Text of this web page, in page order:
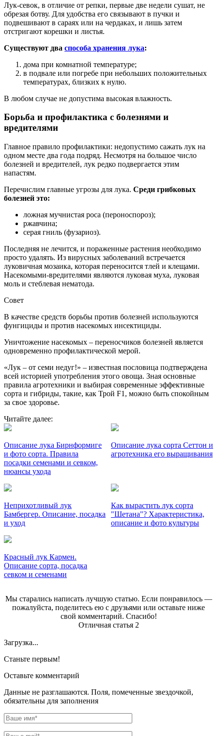
Лук-севок, в отличие от репки, первые две недели сушат, не
обрезая ботву. Для удобства его связывают в пучки и
подвешивают в сараях или на чердаках, и лишь затем
отстригают корешки и листья.
Существуют два способа хранения лука:
дома при комнатной температуре;
в подвале или погребе при небольших положительных
температурах, близких к нулю.
В любом случае не допустима высокая влажность.
Борьба и профилактика с болезнями и
вредителями
Главное правило профилактики: недопустимо сажать лук на
одном месте два года подряд. Несмотря на большое число
болезней и вредителей, лук редко подвергается этим
напастям.
Перечислим главные угрозы для лука. Среди грибковых
болезней это:
ложная мучнистая роса (пероноспороз);
ржавчина;
серая гниль (фузариоз).
Последняя не лечится, и пораженные растения необходимо
просто удалять. Из вирусных заболеваний встречается
луковичная мозаика, которая переносится тлей и клещами.
Насекомыми-вредителями являются луковая муха, луковая
моль и стеблевая нематода.
Совет
В качестве средств борьбы против болезней используются
фунгициды и против насекомых инсектициды.
Уничтожение насекомых – переносчиков болезней является
одновременно профилактической мерой.
«Лук – от семи недуг!» – известная пословица подтверждена
всей историей употребления этого овоща. Зная основные
правила агротехники и выбирая современные эффективные
сорта и гибриды, такие, как Трой F1, можно быть спокойным
за свое здоровье.
Читайте далее:
Описание лука Бирнформиге
и фото сорта. Правила
посадки семенами и севком,
нюансы ухода
Описание лука сорта Сеттон и
агротехника его выращивания
Неприхотливый лук
Бамбергер. Описание, посадка
и уход
Как вырастить лук сорта
"Шетана"? Характеристика,
описание и фото культуры
Красный лук Кармен.
Описание сорта, посадка
севком и семенами
Мы старались написать лучшую статью. Если понравилось —
пожалуйста, поделитесь ею с друзьями или оставьте ниже
свой комментарий. Спасибо!
Отличная статья 2
Загрузка...
Станьте первым!
Оставьте комментарий
Данные не разглашаются. Поля, помеченные звездочкой,
обязательны для заполнения